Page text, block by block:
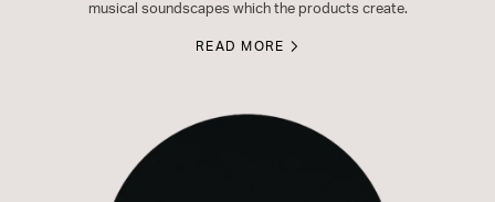
musical soundscapes which the products create.
READ MORE